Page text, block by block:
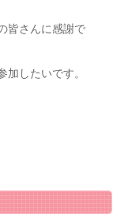
皆さんに感謝で
したいです。